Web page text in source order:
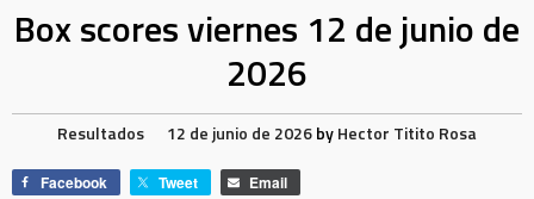
Box scores viernes 12 de junio de
2026
Resultados 12 de junio de 2026byHector Titito Rosa
Facebook Tweet Email